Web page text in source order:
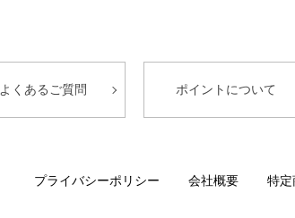
よくあるご質問 ポイントについて
プライバシーポリシー 会社概要 特定